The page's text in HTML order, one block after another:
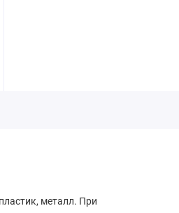
металл. При